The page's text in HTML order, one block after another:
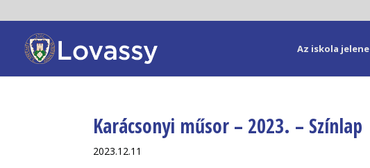
Az iskola jelene
Karácsonyi műsor – 2023. – Színlap
2023.12.11